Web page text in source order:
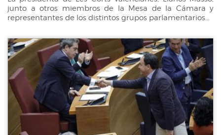
junto a otros miembros de la Mesa de la Cámara y
representantes de los distintos grupos parlamentarios...